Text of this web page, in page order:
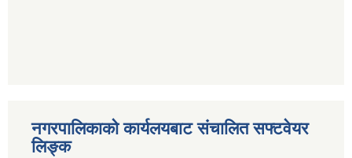
नगरपालिकाको कार्यलयबाट संचालित सफ्टवेयर
लिङ्क